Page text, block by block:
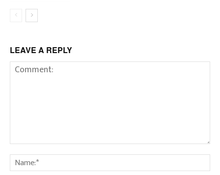
LEAVE A REPLY
Comment: